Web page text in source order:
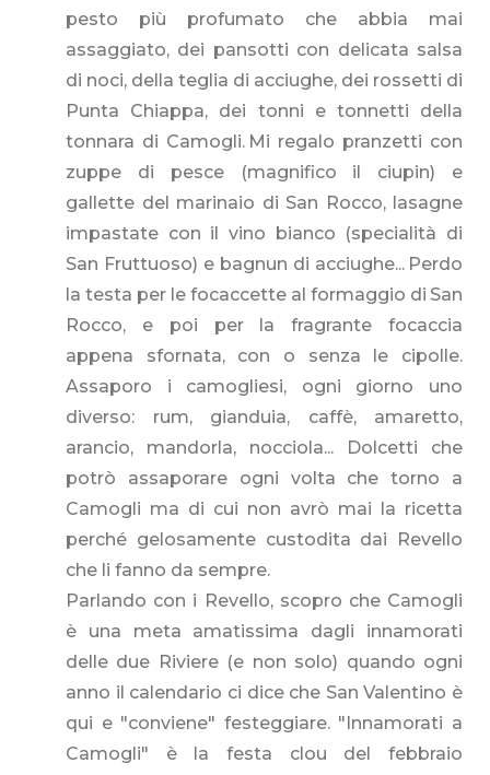
pesto più profumato che abbia mai
assaggiato, dei pansotti con delicata salsa
di noci, della teglia di acciughe, dei rossetti di
Punta Chiappa, dei tonni e tonnetti della
tonnara di Camogli. Mi regalo pranzetti con
zuppe di pesce (magnifico il ciupin) e
gallette del marinaio di San Rocco, lasagne
impastate con il vino bianco (specialità di
San Fruttuoso) e bagnun di acciughe... Perdo
la testa per le focaccette al formaggio di San
Rocco, e poi per la fragrante focaccia
appena sfornata, con o senza le cipolle.
Assaporo i camogliesi, ogni giorno uno
diverso: rum, gianduia, caffè, amaretto,
arancio, mandorla, nocciola... Dolcetti che
potrò assaporare ogni volta che torno a
Camogli ma di cui non avrò mai la ricetta
perché gelosamente custodita dai Revello
che li fanno da sempre.
Parlando con i Revello, scopro che Camogli
è una meta amatissima dagli innamorati
delle due Riviere (e non solo) quando ogni
anno il calendario ci dice che San Valentino è
qui e "conviene" festeggiare. "Innamorati a
Camogli" è la festa clou del febbraio